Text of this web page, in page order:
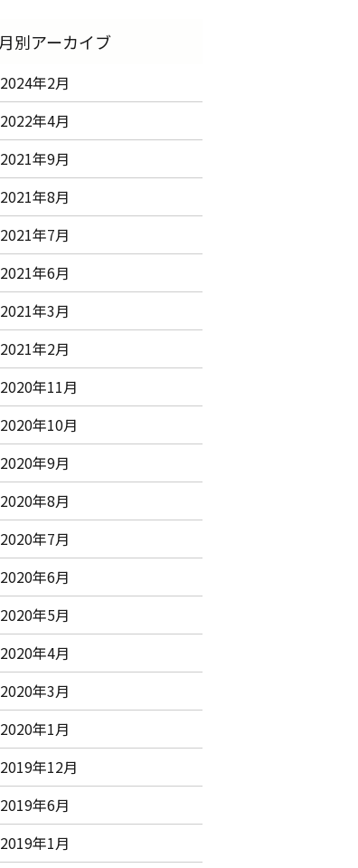
2024年2月
2022年4月
2021年9月
2021年8月
2021年7月
2021年6月
2021年3月
2021年2月
2020年11月
2020年10月
2020年9月
2020年8月
2020年7月
2020年6月
2020年5月
2020年4月
2020年3月
2020年1月
2019年12月
2019年6月
2019年1月